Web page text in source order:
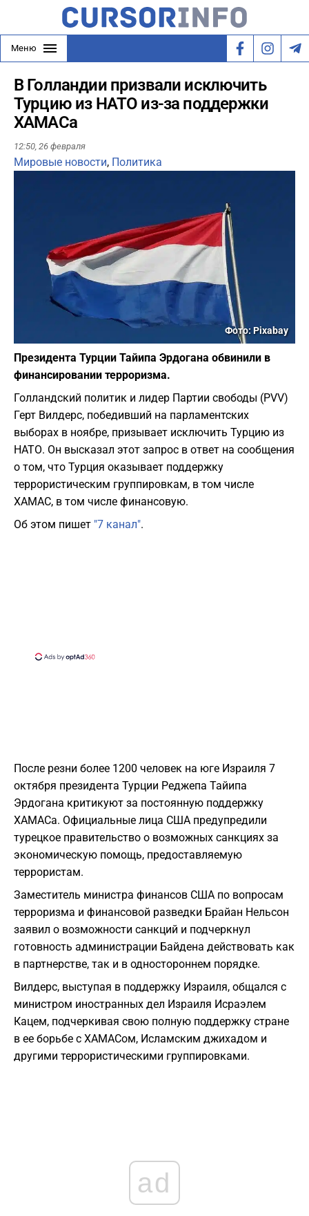
Меню
В Голландии призвали исключить
Турцию из НАТО из-за поддержки
ХАМАСа
12:50, 26 февраля
Мировые новости, Политика
Фото: Pixabay
Президента Турции Тайипа Эрдогана обвинили в
финансировании терроризма.
Голландский политик и лидер Партии свободы (PVV)
Герт Вилдерс, победивший на парламентских
выборах в ноябре, призывает исключить Турцию из
НАТО. Он высказал этот запрос в ответ на сообщения
о том, что Турция оказывает поддержку
террористическим группировкам, в том числе
ХАМАС, в том числе финансовую.
Об этом пишет "7 канал".
После резни более 1200 человек на юге Израиля 7
октября президента Турции Реджепа Тайипа
Эрдогана критикуют за постоянную поддержку
ХАМАСа. Официальные лица США предупредили
турецкое правительство о возможных санкциях за
экономическую помощь, предоставляемую
террористам.
Заместитель министра финансов США по вопросам
терроризма и финансовой разведки Брайан Нельсон
заявил о возможности санкций и подчеркнул
готовность администрации Байдена действовать как
в партнерстве, так и в одностороннем порядке.
Вилдерс, выступая в поддержку Израиля, общался с
министром иностранных дел Израиля Исраэлем
Кацем, подчеркивая свою полную поддержку стране
в ее борьбе с ХАМАСом, Исламским джихадом и
другими террористическими группировками.
ad